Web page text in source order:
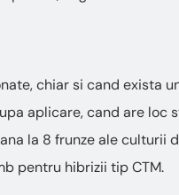
chiar si cand exista
aplicare, cand are loc
la 8 frunze ale culturii
pentru hibrizii tip CTM.